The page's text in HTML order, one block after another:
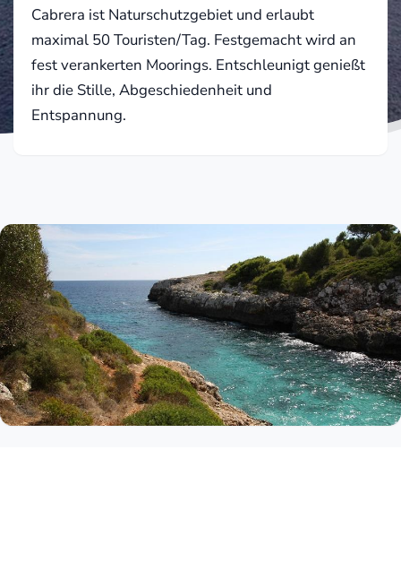
Cabrera ist Naturschutzgebiet und erlaubt
maximal 50 Touristen/Tag. Festgemacht wird an
fest verankerten Moorings. Entschleunigt genießt
ihr die Stille, Abgeschiedenheit und
Entspannung.